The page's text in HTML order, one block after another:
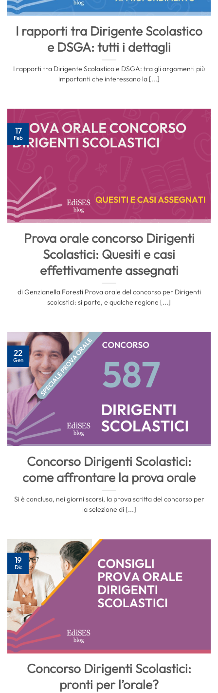
I rapporti tra Dirigente Scolastico
e DSGA: tutti i dettagli
I rapporti tra Dirigente Scolastico e DSGA: tra gli argomenti più
importanti che interessano la [...]
Prova orale concorso Dirigenti
Scolastici: Quesiti e casi
effettivamente assegnati
di Genzianella Foresti Prova orale del concorso per Dirigenti
scolastici: si parte, e qualche regione [...]
17
Feb
Concorso Dirigenti Scolastici:
come affrontare la prova orale
Si è conclusa, nei giorni scorsi, la prova scritta del concorso per
la selezione di [...]
22
Gen
Concorso Dirigenti Scolastici:
pronti per l’orale?
19
Dic